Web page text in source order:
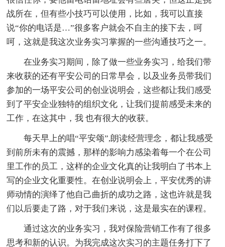
战所在，但有些小技巧可以使用，比如，我可以直接
说“你的电话是…”很多客户就会不自主的接下去，呵
呵，这就是我这次业务实习掌握的一些沟通技巧之一。
在业务实习期间，除了做一些业务实习，给我们带
来收获的还有平安公司的日常早会，以及业务员带我们
参加的一场平安公司的创业说明会，这些都让我们感受
到了平安企业独特的组织文化，让我们提前感受未来的
工作，在这其中，我 也有很大的收获。
每天早上的唱“平安颂”,朗读经营理念，都让我感受
到前所未有的震撼，那样的影响力感染着每一个在公司
里工作的员工，这样的企业文化真的让我明白了书本上
写的企业文化重要性。在创业说明会上，平安优秀的讲
师动情的演绎了他自己曲折的成功之路，这也许就是我
们以后要走了路，对于我们来说，这是最实在的课程。
通过这次的业务实习，我对保险营销工作有了很多
思考和新的认识。为我完成这次实习的主题任务打下了